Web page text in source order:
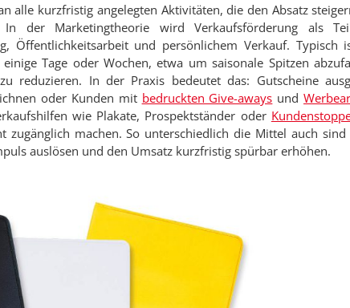
alle kurzfristig angelegten Aktivitäten, die den Absatz
In der Marketingtheorie wird Verkaufsförderung als
Öffentlichkeitsarbeit und persönlichem Verkauf. Typisch
Tage oder Wochen, etwa um saisonale Spitzen
reduzieren. In der Praxis bedeutet das: Gutscheine
oder Kunden mit bedruckten Give-aways und
wie Plakate, Prospektständer oder
machen. So unterschiedlich die Mittel auch sind
auslösen und den Umsatz kurzfristig spürbar erhöhen.